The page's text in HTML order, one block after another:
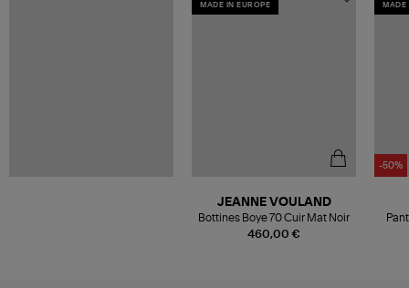
MADE IN EUROPE
460,00 €
JEANNE VOULAND
Bottines Boye 70 Cuir Mat Noir
MADE
-50%